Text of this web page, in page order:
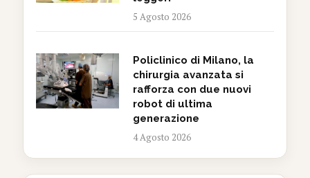
5 Agosto 2026
Policlinico di Milano, la
chirurgia avanzata si
rafforza con due nuovi
robot di ultima
generazione
4 Agosto 2026